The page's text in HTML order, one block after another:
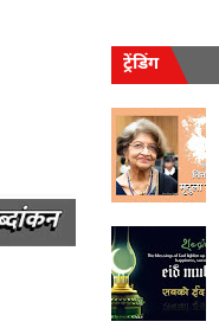
ट्रेंडिंग